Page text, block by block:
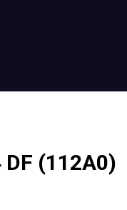
(112A0)